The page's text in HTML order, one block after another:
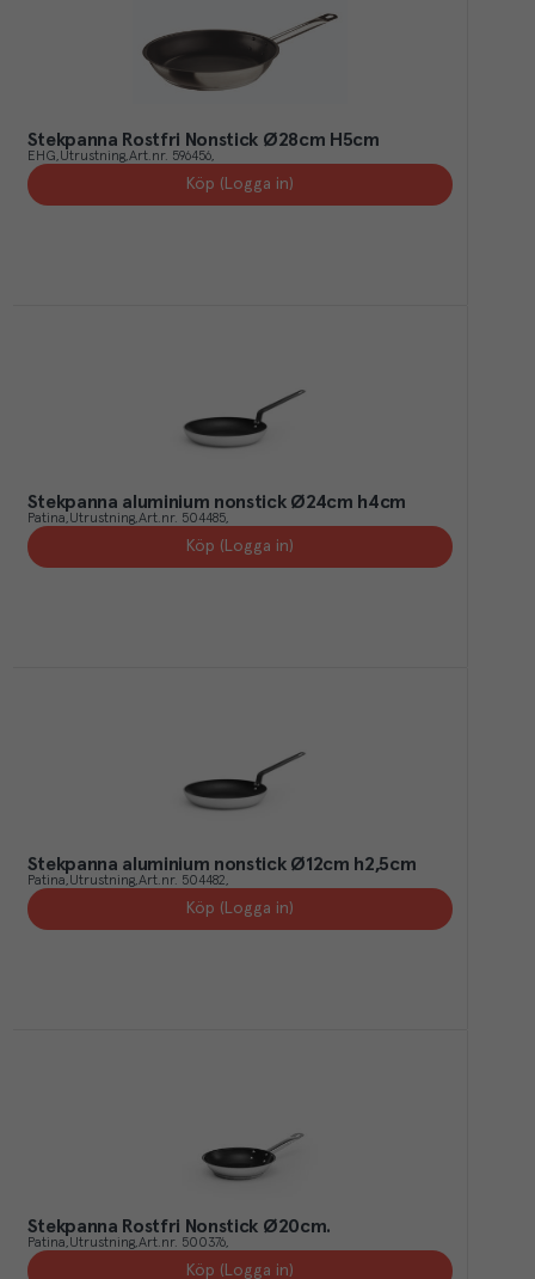
Stekpanna Rostfri Nonstick Ø28cm H5cm
EHG Utrustning Art.nr. 596456
Köp (Logga in)
Stekpanna aluminium nonstick Ø24cm h4cm
Patina Utrustning Art.nr. 504485
Köp (Logga in)
Stekpanna aluminium nonstick Ø12cm h2,5cm
Patina Utrustning Art.nr. 504482
Köp (Logga in)
Stekpanna Rostfri Nonstick Ø20cm.
Patina Utrustning Art.nr. 500376
Köp (Logga in)